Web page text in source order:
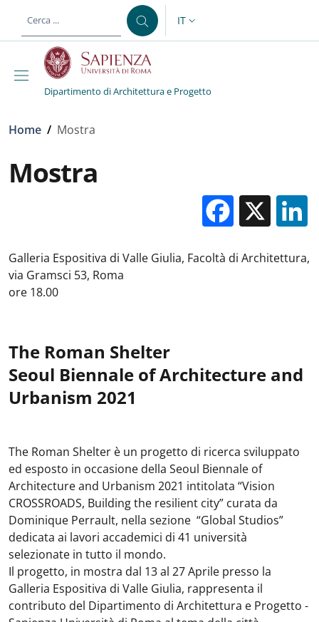
al contenuto principale
SELETTORE LINGUA:
IT
Dipartimento di Architettura e Progetto
Briciole di pane
Home / Mostra
Mostra
X
Galleria Espositiva di Valle Giulia, Facoltà di Architettura,
via Gramsci 53, Roma
ore 18.00
The Roman Shelter
Seoul Biennale of Architecture and
Urbanism 2021
The Roman Shelter è un progetto di ricerca sviluppato
ed esposto in occasione della Seoul Biennale of
Architecture and Urbanism 2021 intitolata “Vision
CROSSROADS, Building the resilient city” curata da
Dominique Perrault, nella sezione “Global Studios”
dedicata ai lavori accademici di 41 università
selezionate in tutto il mondo.
Il progetto, in mostra dal 13 al 27 Aprile presso la
Galleria Espositiva di Valle Giulia, rappresenta il
contributo del Dipartimento di Architettura e Progetto -